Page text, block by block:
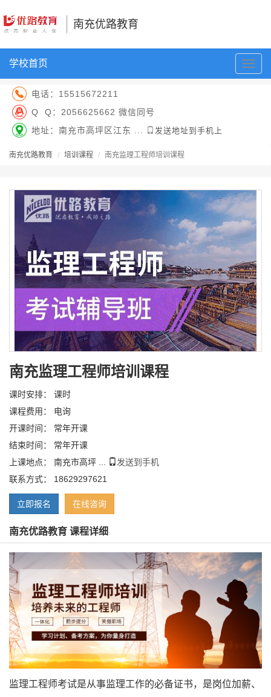
南充优路教育
切
换
学校首页
电话： 15515672211
Q Q： 2056625662 微信同号
地址：南充市高坪区江东 ...
发送地址到手机上
南充优路教育 培训课程 南充监理工程师培训课程
南充监理工程师培训课程
课时安排： 课时
课程费用： 电询
开课时间： 常年开课
结束时间： 常年开课
上课地点： 南充市高坪 ...
发送到手机
联系方式： 18629297621
立即报名 在线咨询
南充优路教育 课程详细
监理工程师考试是从事监理工作的必备证书，是岗位加薪、